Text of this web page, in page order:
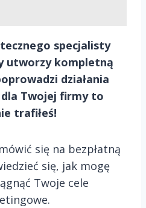
specjalisty
utworzy kompletną
działania
Twojej firmy to
trafiłeś!
się na bezpłatną
się, jak mogę
Twoje cele